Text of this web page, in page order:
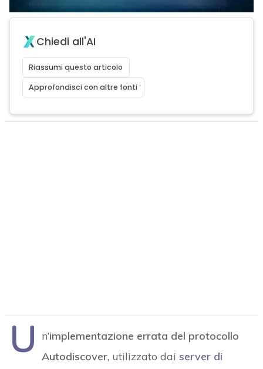
Chiedi all'AI
Riassumi questo articolo
Approfondisci con altre fonti
U n’implementazione errata del protocollo
Autodiscover, utilizzato dai server di